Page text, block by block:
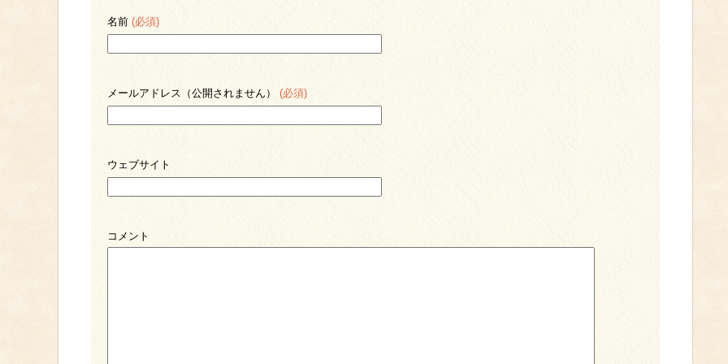
名前 (必須)
メールアドレス（公開されません） (必須)
ウェブサイト
コメント